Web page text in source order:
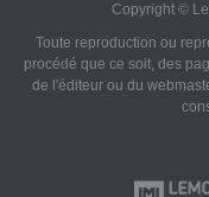
Copyright ©
Toute reproduction ou
procédé que ce soit, des
de l'éditeur ou du